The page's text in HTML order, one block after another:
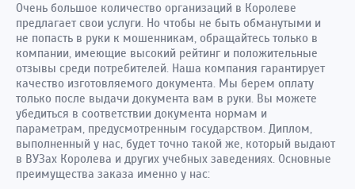
Очень большое количество организаций в Королеве
предлагает свои услуги. Но чтобы не быть обманутыми и
не попасть в руки к мошенникам, обращайтесь только в
компании, имеющие высокий рейтинг и положительные
отзывы среди потребителей. Наша компания гарантирует
качество изготовляемого документа. Мы берем оплату
только после выдачи документа вам в руки. Вы можете
убедиться в соответствии документа нормам и
параметрам, предусмотренным государством. Диплом,
выполненный у нас, будет точно такой же, который выдают
в ВУЗах Королева и других учебных заведениях. Основные
преимущества заказа именно у нас: